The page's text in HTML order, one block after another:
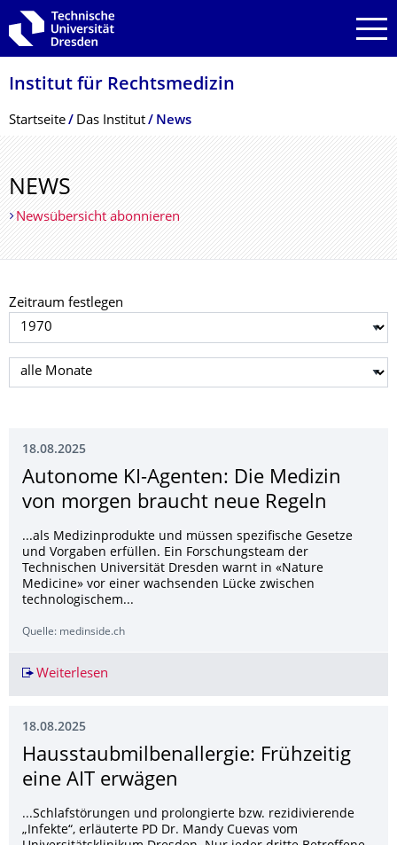
Zur Hauptnavigation springen
Zur Suche springen
Zum Inhalt springen
Institut für Rechtsmedizin
Breadcrumb-Menü
Startseite Das Institut News
NEWS
Newsübersicht abonnieren
Zeitraum festlegen
Jahr auswählen
Monat auswählen
18.08.2025
Autonome KI-Agenten: Die Medizin
von morgen braucht neue Regeln
...als Medizinprodukte und müssen spezifische Gesetze
und Vorgaben erfüllen. Ein Forschungsteam der
Technischen Universität Dresden warnt in «Nature
Medicine» vor einer wachsenden Lücke zwischen
technologischem...
Quelle: medinside.ch
Weiterlesen
18.08.2025
Hausstaubmilben­allergie: Frühzeitig
eine AIT erwägen
...Schlafstörungen und prolongierte bzw. rezidivierende
„Infekte“, erläuterte PD Dr. Mandy Cuevas vom